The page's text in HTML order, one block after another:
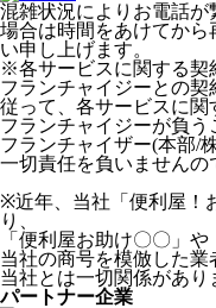
混雑状況によりお電話
場合は時間をあけてか
い申し上げます。
※各サービスに関する契
フランチャイジーとの契
従って、各サービスに関
フランチャイジーが負う
フランチャイザー(本部/
一切責任を負いませんの
※近年、当社「便利屋！
り、
「便利屋お助け〇〇」
当社の商号を模倣した業
当社とは一切関係があり
パートナー企業